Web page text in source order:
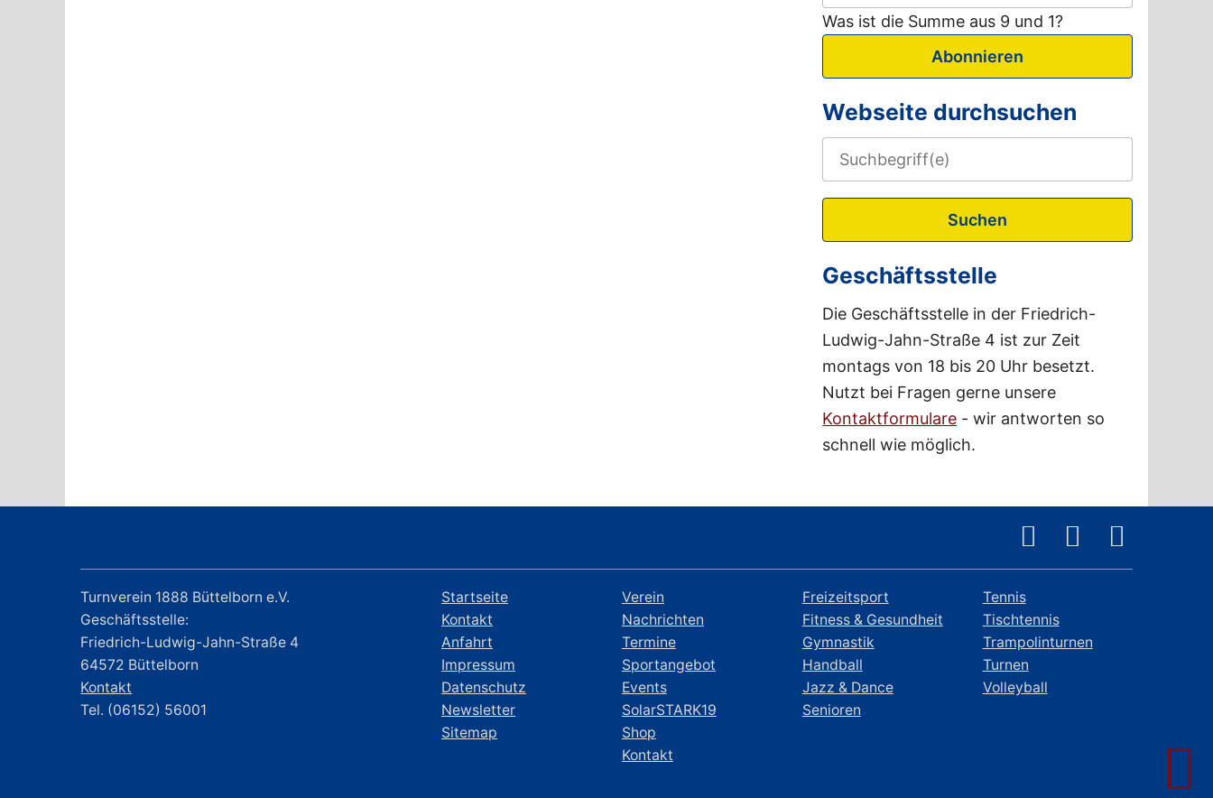
Was ist die Summe aus 9 und 1?
Abonnieren
Webseite durchsuchen
Suchen
Geschäftsstelle
Die Geschäftsstelle in der Friedrich-
Ludwig-Jahn-Straße 4 ist zur Zeit
montags von 18 bis 20 Uhr besetzt.
Nutzt bei Fragen gerne unsere
Kontaktformulare - wir antworten so
schnell wie möglich.
Turnverein 1888 Büttelborn e.V.
Geschäftsstelle:
Friedrich-Ludwig-Jahn-Straße 4
64572 Büttelborn
Kontakt
Tel. (06152) 56001
Startseite
Kontakt
Anfahrt
Impressum
Datenschutz
Newsletter
Sitemap
Verein
Nachrichten
Termine
Sportangebot
Events
SolarSTARK19
Shop
Kontakt
Freizeitsport
Fitness & Gesundheit
Gymnastik
Handball
Jazz & Dance
Senioren
Tennis
Tischtennis
Trampolinturnen
Turnen
Volleyball